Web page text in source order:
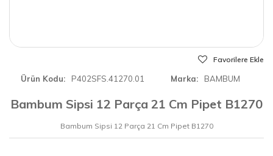
Favorilere Ekle
Ürün Kodu P402SFS.41270.01 Marka BAMBUM
Bambum Sipsi 12 Parça 21 Cm Pipet B1270
Bambum Sipsi 12 Parça 21 Cm Pipet B1270